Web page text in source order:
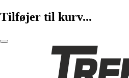
Tilføjer til kurv...